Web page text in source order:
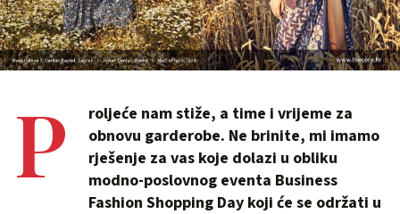
P
roljeće nam stiže, a time i vrijeme za
obnovu garderobe. Ne brinite, mi imamo
rješenje za vas koje dolazi u obliku
modno-poslovnog eventa Business
Fashion Shopping Day koji će se održati u